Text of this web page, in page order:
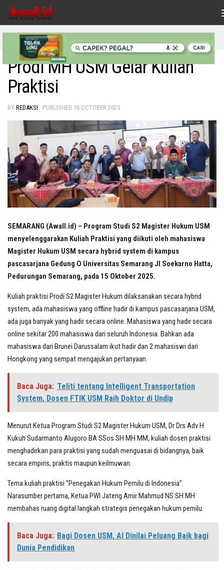
Skip to content
INDONESIAKU
Prodi MH USM Gelar Kuliah
Praktisi
BY REDAKSI · PUBLISHED 16 OCTOBER 2025
SEMARANG (Awall.id) – Program Studi S2 Magister Hukum USM
menyelenggarakan Kuliah Praktisi yang diikuti oleh mahasiswa
Magister Hukum USM secara hybrid system di kampus
pascasarjana Gedung O Universitas Semarang Jl Soekarno Hatta,
Pedurungan Semarang, pada 15 Oktober 2025.
Kuliah praktisi Prodi S2 Magister Hukum dilaksanakan secara hybrid
system, ada mahasiswa yang offline hadir di kampus pascasarjana USM,
ada juga banyak yang hadir secara online. Mahasiswa yang hadir secara
online sekitar 200 mahasiswa dari seluruh Indonesia. Bahkan ada
mahasiswa dari Brunei Darussalam ikut hadir dan 2 mahasiswi dari
Hongkong yang sempat mengajukan pertanyaan.
Baca Juga: Teliti tentang Intelligent Transportation
System, Dosen FTIK USM Raih Doktor di Undip
Menurut Ketua Program Studi S2 Magister Hukum USM, Dr Drs Adv H
Kukuh Sudarmanto Alugoro BA SSos SH MH MM, kuliah dosen praktisi
menghadirkan para praktisi yang sudah menguasai di bidangnya, baik
secara empiris, praktis maupun keilmuwan.
Tema kuliah praktisi ”Penegakan Hukum Pemilu di Indonesia”.
Narasumber pertama, Ketua PWI Jateng Amir Mahmud NS SH MH
membahas ruang digital langkah strategis penegakan hukum pemilu.
Baca Juga: Bagi Dosen USM, AI Dinilai Peluang Baik bagi
Dunia Pendidikan